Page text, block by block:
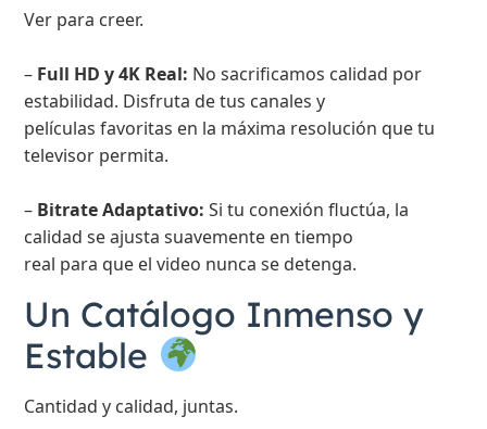
Ver para creer.
– Full HD y 4K Real: No sacrificamos calidad por
estabilidad. Disfruta de tus canales y
películas favoritas en la máxima resolución que tu
televisor permita.
– Bitrate Adaptativo: Si tu conexión fluctúa, la
calidad se ajusta suavemente en tiempo
real para que el video nunca se detenga.
Un Catálogo Inmenso y
Estable
Cantidad y calidad, juntas.